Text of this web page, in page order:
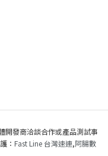
開發商洽談合作或產品測試事
： Fast Line 台灣速連,阿腸數